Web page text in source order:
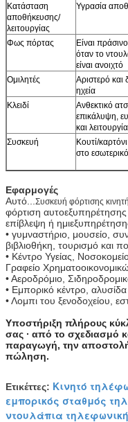
Κατάσταση
αποθήκευσης/
λειτουργίας
Υγρασία
Φως πόρτας
Είναι
όταν το
είναι ανοιχτό
Ομιλητές
Αριστερό και
ηχεία
Κλειδί
Ανθεκτικό
επικάλυψη,
και λειτουργία
Συσκευή
Κουτί/
στο εσωτερικό
Εφαρμογές
Αυτό... Συσκευή φόρτισης
φόρτιση
επίβλεψη ή
• γυμναστήριο, μουσείο,
βιβλιοθήκη, τουρισμό και
• Κέντρο Υγείας,
Γραφείο
• Αεροδρόμιο,
• Εμπορικό κέντρο,
• Λομπι του ξενοδοχείου,
Υποστήριξη πλήρους
σας ∙ από το σχεδιασμό
παραγωγή, την αποστολή
πώληση.
Ετικέττες: Κινητό
εμπορικός σταθμός
ντουλάπια